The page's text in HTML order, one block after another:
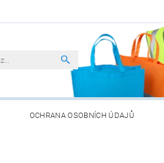
OCHRANA OSOBNÍCH ÚDAJŮ